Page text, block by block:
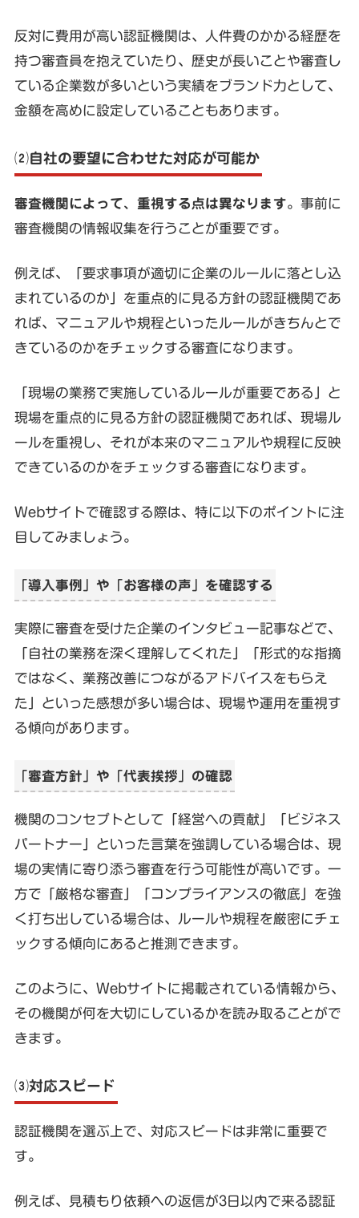
反対に費用が高い認証機関は、人件費のかかる経歴を
持つ審査員を抱えていたり、歴史が長いことや審査し
ている企業数が多いという実績をブランド力として、
金額を高めに設定していることもあります。
⑵自社の要望に合わせた対応が可能か
審査機関によって、重視する点は異なります。事前に
審査機関の情報収集を行うことが重要です。
例えば、「要求事項が適切に企業のルールに落とし込
まれているのか」を重点的に見る方針の認証機関であ
れば、マニュアルや規程といったルールがきちんとで
きているのかをチェックする審査になります。
「現場の業務で実施しているルールが重要である」と
現場を重点的に見る方針の認証機関であれば、現場ル
ールを重視し、それが本来のマニュアルや規程に反映
できているのかをチェックする審査になります。
Webサイトで確認する際は、特に以下のポイントに注
目してみましょう。
「導入事例」や「お客様の声」を確認する
実際に審査を受けた企業のインタビュー記事などで、
「自社の業務を深く理解してくれた」「形式的な指摘
ではなく、業務改善につながるアドバイスをもらえ
た」といった感想が多い場合は、現場や運用を重視す
る傾向があります。
「審査方針」や「代表挨拶」の確認
機関のコンセプトとして「経営への貢献」「ビジネス
パートナー」といった言葉を強調している場合は、現
場の実情に寄り添う審査を行う可能性が高いです。一
方で「厳格な審査」「コンプライアンスの徹底」を強
く打ち出している場合は、ルールや規程を厳密にチェ
ックする傾向にあると推測できます。
このように、Webサイトに掲載されている情報から、
その機関が何を大切にしているかを読み取ることがで
きます。
⑶対応スピード
認証機関を選ぶ上で、対応スピードは非常に重要で
す。
例えば、見積もり依頼への返信が3日以内で来る認証